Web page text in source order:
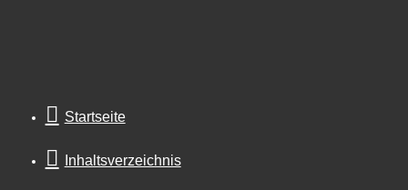
Startseite
Inhaltsverzeichnis